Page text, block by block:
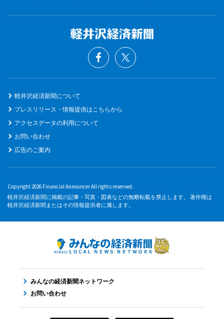
軽井沢経済新聞について
プレスリリース・情報提供はこちらから
アクセスデータの利用について
お問い合わせ
広告のご案内
Copyright 2026 Financial Announcer All rights reserved.
軽井沢経済新聞に掲載の記事・写真・図表などの無断転載を禁止します。 著作権は
軽井沢経済新聞またはその情報提供者に属します。
みんなの経済新聞ネットワーク
お問い合わせ